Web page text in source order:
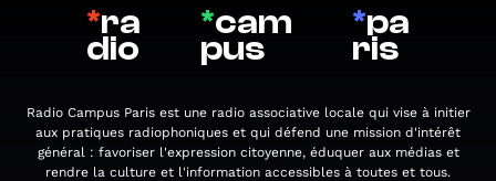
*ra
dio
*cam
pus
*pa
ris
Radio Campus Paris est une radio associative locale qui vise à initier
aux pratiques radiophoniques et qui défend une mission d'intérêt
général : favoriser l'expression citoyenne, éduquer aux médias et
rendre la culture et l'information accessibles à toutes et tous.